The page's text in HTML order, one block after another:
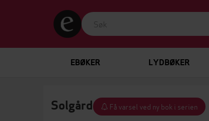
EBØKER LYDBØKER
Solgård Få varsel ved ny bok i serien